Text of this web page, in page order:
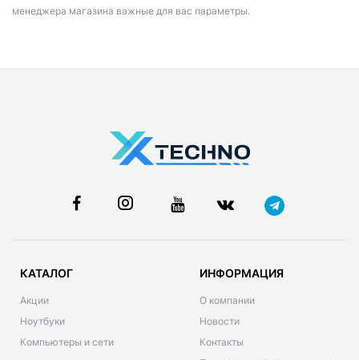
менеджера магазина важные для вас параметры.
КАТАЛОГ
Акции
Ноутбуки
Компьютеры и сети
ИНФОРМАЦИЯ
О компании
Новости
Контакты